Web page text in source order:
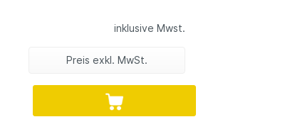
inklusive Mwst.
Preis exkl. MwSt.